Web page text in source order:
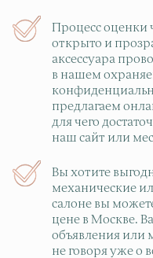
Процесс оценки
открыто и
аксессуара
в нашем
предлагаем
для чего
наш сайт или
Вы хотите
механические
салоне вы
цене в Москве.
объявления или
не говоря уже о